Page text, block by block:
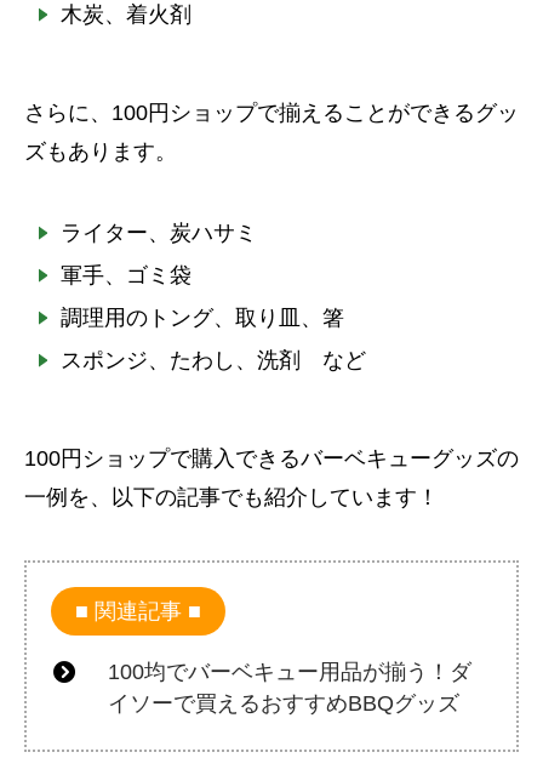
木炭、着火剤
さらに、100円ショップで揃えることができるグッ
ズもあります。
ライター、炭ハサミ
軍手、ゴミ袋
調理用のトング、取り皿、箸
スポンジ、たわし、洗剤 など
100円ショップで購入できるバーベキューグッズの
一例を、以下の記事でも紹介しています！
関連記事
100均でバーベキュー用品が揃う！ダ
イソーで買えるおすすめBBQグッズ